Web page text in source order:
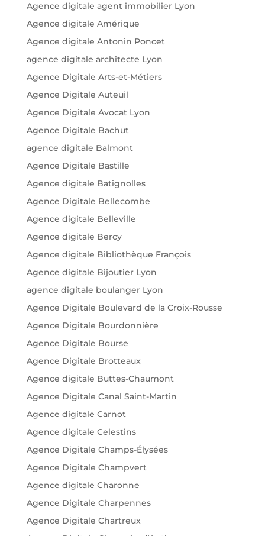
Agence digitale agent immobilier Lyon
Agence digitale Amérique
Agence digitale Antonin Poncet
agence digitale architecte Lyon
Agence Digitale Arts-et-Métiers
Agence Digitale Auteuil
Agence Digitale Avocat Lyon
Agence Digitale Bachut
agence digitale Balmont
Agence Digitale Bastille
Agence digitale Batignolles
Agence Digitale Bellecombe
Agence digitale Belleville
Agence digitale Bercy
Agence digitale Bibliothèque François
Agence digitale Bijoutier Lyon
agence digitale boulanger Lyon
Agence Digitale Boulevard de la Croix-Rousse
Agence Digitale Bourdonnière
Agence Digitale Bourse
Agence Digitale Brotteaux
Agence digitale Buttes-Chaumont
Agence Digitale Canal Saint-Martin
Agence digitale Carnot
Agence digitale Celestins
Agence Digitale Champs-Élysées
Agence Digitale Champvert
Agence digitale Charonne
Agence Digitale Charpennes
Agence Digitale Chartreux